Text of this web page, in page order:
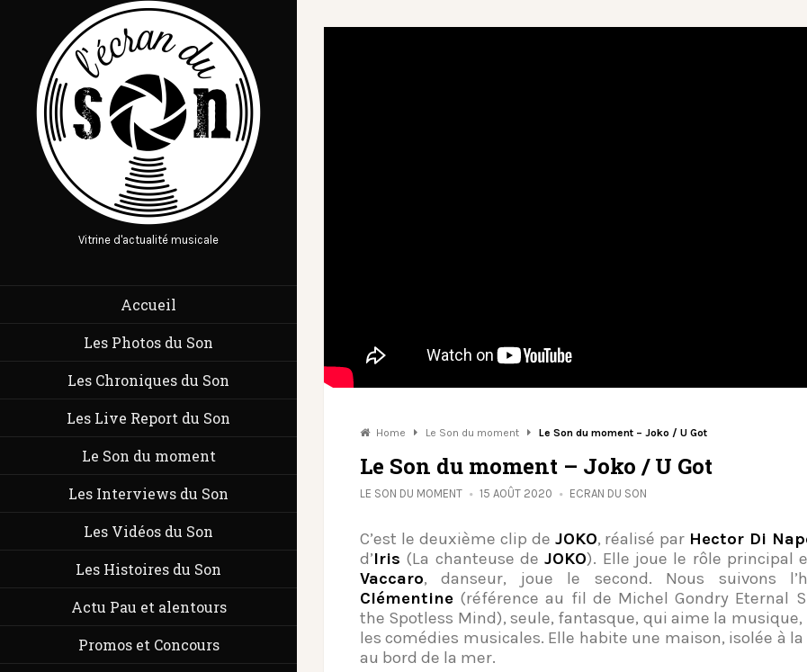
Vitrine d'actualité musicale
Accueil
Les Photos du Son
Les Chroniques du Son
Les Live Report du Son
Le Son du moment
Les Interviews du Son
Les Vidéos du Son
Les Histoires du Son
Actu Pau et alentours
Promos et Concours
Home Le Son du moment Le Son du moment – Joko / U Got
Le Son du moment – Joko / U Got
LE SON DU MOMENT 15 AOÛT 2020 ECRAN DU SON
C’est le deuxième clip de JOKO, réalisé par Hector Di
d’Iris (La chanteuse deJOKO). Elle joue le rôle principal
Vaccaro, danseur, joue le second. Nous suivons
Clémentine (référence au fil de Michel Gondry Eternal
the Spotless Mind), seule, fantasque, qui aime la musique,
les comédies musicales. Elle habite une maison, isolée à
au bord de la mer.